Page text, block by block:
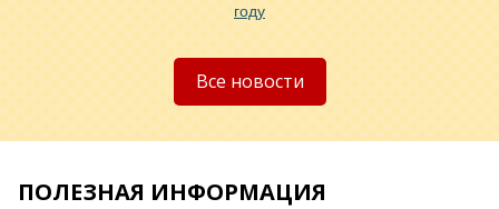
году
Все новости
ПОЛЕЗНАЯ ИНФОРМАЦИЯ